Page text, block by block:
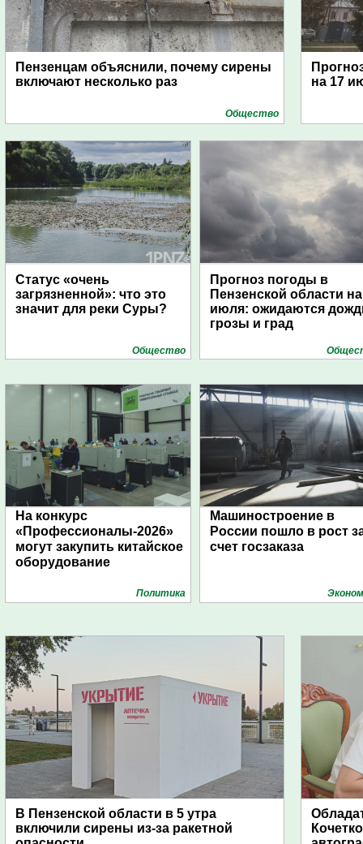
Пензенцам объяснили, почему сирены
включают несколько раз
Общество
на 17
Статус «очень
загрязненной»: что это
значит для реки Суры?
Общество
Прогноз погоды в
Пензенской области
июля: ожидаются
грозы и град
На конкурс
«Профессионалы-2026»
могут закупить китайское
оборудование
Политика
Машиностроение в
России пошло в рост
счет госзаказа
В Пензенской области в 5 утра
включили сирены из-за ракетной